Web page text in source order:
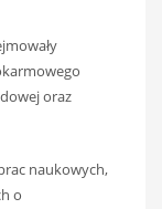
oraz
naukowych,
o